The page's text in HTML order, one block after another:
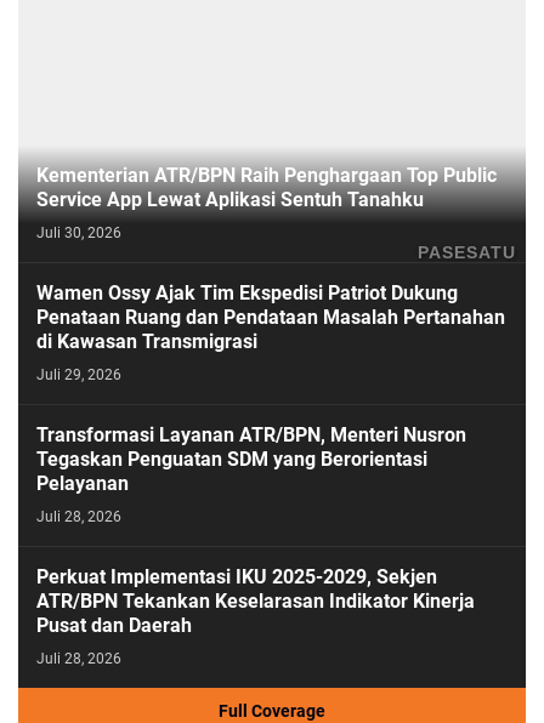
PASESATU
Kementerian ATR/BPN Raih Penghargaan Top Public
Service App Lewat Aplikasi Sentuh Tanahku
Juli 30, 2026
Wamen Ossy Ajak Tim Ekspedisi Patriot Dukung
Penataan Ruang dan Pendataan Masalah Pertanahan
di Kawasan Transmigrasi
Juli 29, 2026
Transformasi Layanan ATR/BPN, Menteri Nusron
Tegaskan Penguatan SDM yang Berorientasi
Pelayanan
Juli 28, 2026
Perkuat Implementasi IKU 2025-2029, Sekjen
ATR/BPN Tekankan Keselarasan Indikator Kinerja
Pusat dan Daerah
Juli 28, 2026
Full Coverage